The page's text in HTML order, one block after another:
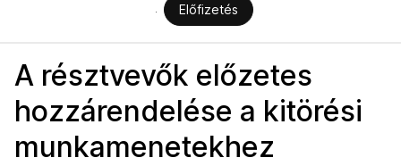
Előfizetés
A résztvevők előzetes
hozzárendelése a kitörési
munkamenetekhez